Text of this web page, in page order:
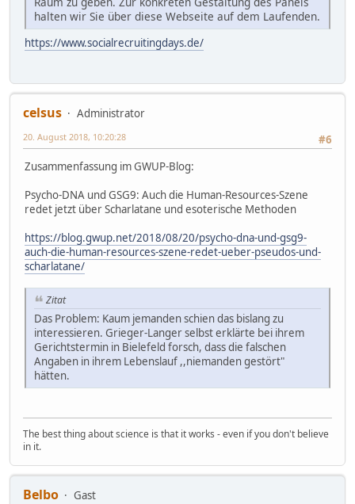
halten wir Sie über diese Webseite auf dem Laufenden.
https://www.socialrecruitingdays.de/
celsus
Administrator
#6
20. August 2018, 10:20:28
Zusammenfassung im GWUP-Blog:
Psycho-DNA und GSG9: Auch die Human-Resources-Szene
redet jetzt über Scharlatane und esoterische Methoden
https://blog.gwup.net/2018/08/20/psycho-dna-und-gsg9-
auch-die-human-resources-szene-redet-ueber-pseudos-und-
scharlatane/
Zitat
Das Problem: Kaum jemanden schien das bislang zu
interessieren. Grieger-Langer selbst erklärte bei ihrem
Gerichtstermin in Bielefeld forsch, dass die falschen
Angaben in ihrem Lebenslauf ,,niemanden gestört"
hätten.
The best thing about science is that it works - even if you don't believe
in it.
Belbo
Gast